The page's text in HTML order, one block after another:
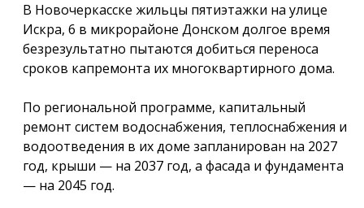
В Новочеркасске жильцы пятиэтажки на улице
Искра, 6 в микрорайоне Донском долгое время
безрезультатно пытаются добиться переноса
сроков капремонта их многоквартирного дома.
По региональной программе, капитальный
ремонт систем водоснабжения, теплоснабжения и
водоотведения в их доме запланирован на 2027
год, крыши — на 2037 год, а фасада и фундамента
— на 2045 год.